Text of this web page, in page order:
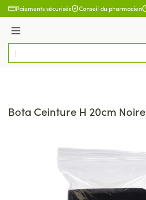
Aller au contenu
Paiements sécurisés Conseil du pharmacien
Menu
Rechercher
Bota Ceinture H 20cm